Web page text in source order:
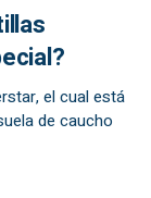
el cual está
de caucho